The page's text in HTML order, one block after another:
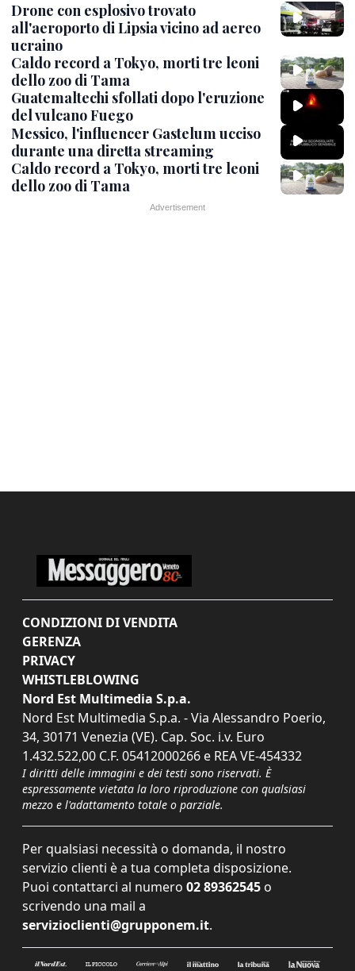
Drone con esplosivo trovato
all'aeroporto di Lipsia vicino ad aereo
ucraino
Caldo record a Tokyo, morti tre leoni
dello zoo di Tama
Guatemaltechi sfollati dopo l'eruzione
del vulcano Fuego
Messico, l'influencer Gastelum ucciso
durante una diretta streaming
Caldo record a Tokyo, morti tre leoni
dello zoo di Tama
CONDIZIONI DI VENDITA
GERENZA
PRIVACY
WHISTLEBLOWING
Nord Est Multimedia S.p.a.
Nord Est Multimedia S.p.a. - Via Alessandro Poerio,
34, 30171 Venezia (VE). Cap. Soc. i.v. Euro
1.432.522,00 C.F. 05412000266 e REA VE-454332
I diritti delle immagini e dei testi sono riservati. È
espressamente vietata la loro riproduzione con qualsiasi
mezzo e l'adattamento totale o parziale.
Per qualsiasi necessità o domanda, il nostro
servizio clienti è a tua completa disposizione.
Puoi contattarci al numero 02 89362545 o
scrivendo una mail a
servizioclienti@grupponem.it.